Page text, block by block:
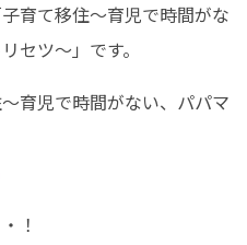
育て移住〜育児で時間がな
セツ〜」です。
育児で時間がない、パパマ
！